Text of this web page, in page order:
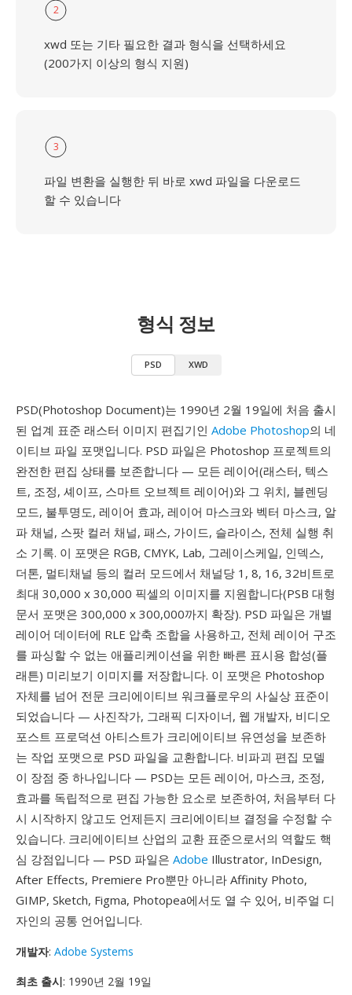
2
xwd 또는 기타 필요한 결과 형식을 선택하세요
(200가지 이상의 형식 지원)
3
파일 변환을 실행한 뒤 바로 xwd 파일을 다운로드
할 수 있습니다
형식 정보
PSD XWD
PSD(Photoshop Document)는 1990년 2월 19일에 처음 출시
된 업계 표준 래스터 이미지 편집기인 Adobe Photoshop의 네
이티브 파일 포맷입니다. PSD 파일은 Photoshop 프로젝트의
완전한 편집 상태를 보존합니다 — 모든 레이어(래스터, 텍스
트, 조정, 셰이프, 스마트 오브젝트 레이어)와 그 위치, 블렌딩
모드, 불투명도, 레이어 효과, 레이어 마스크와 벡터 마스크, 알
파 채널, 스팟 컬러 채널, 패스, 가이드, 슬라이스, 전체 실행 취
소 기록. 이 포맷은 RGB, CMYK, Lab, 그레이스케일, 인덱스,
더톤, 멀티채널 등의 컬러 모드에서 채널당 1, 8, 16, 32비트로
최대 30,000 x 30,000 픽셀의 이미지를 지원합니다(PSB 대형
문서 포맷은 300,000 x 300,000까지 확장). PSD 파일은 개별
레이어 데이터에 RLE 압축 조합을 사용하고, 전체 레이어 구조
를 파싱할 수 없는 애플리케이션을 위한 빠른 표시용 합성(플
래튼) 미리보기 이미지를 저장합니다. 이 포맷은 Photoshop
자체를 넘어 전문 크리에이티브 워크플로우의 사실상 표준이
되었습니다 — 사진작가, 그래픽 디자이너, 웹 개발자, 비디오
포스트 프로덕션 아티스트가 크리에이티브 유연성을 보존하
는 작업 포맷으로 PSD 파일을 교환합니다. 비파괴 편집 모델
이 장점 중 하나입니다 — PSD는 모든 레이어, 마스크, 조정,
효과를 독립적으로 편집 가능한 요소로 보존하여, 처음부터 다
시 시작하지 않고도 언제든지 크리에이티브 결정을 수정할 수
있습니다. 크리에이티브 산업의 교환 표준으로서의 역할도 핵
심 강점입니다 — PSD 파일은 Adobe Illustrator, InDesign,
After Effects, Premiere Pro뿐만 아니라 Affinity Photo,
GIMP, Sketch, Figma, Photopea에서도 열 수 있어, 비주얼 디
자인의 공통 언어입니다.
개발자: Adobe Systems
최초 출시: 1990년 2월 19일